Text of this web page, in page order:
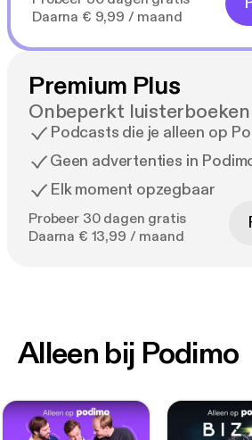
Daarna € 9,99 / maand
Premium Plus
Onbeperkt luisterboeken
Podcasts die je alleen op
Geen advertenties in
Elk moment opzegbaar
Probeer 30 dagen gratis
Daarna € 13,99 / maand
Alleen bij Podimo